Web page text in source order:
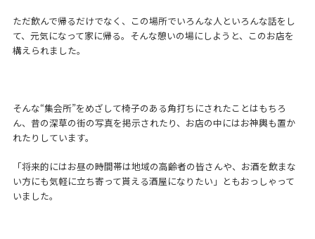
ただ飲んで帰るだけでなく、この場所でいろんな人といろんな話をし
て、元気になって家に帰る。そんな憩いの場にしようと、このお店を
構えられました。
そんな“集会所”をめざして椅子のある角打ちにされたことはもちろ
ん、昔の深草の街の写真を掲示されたり、お店の中にはお神輿も置か
れたりしています。
「将来的にはお昼の時間帯は地域の高齢者の皆さんや、お酒を飲まな
い方にも気軽に立ち寄って貰える酒屋になりたい」ともおっしゃって
いました。